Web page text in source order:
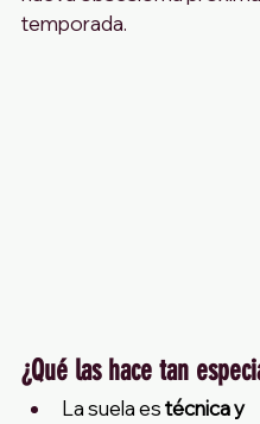
temporada.
¿Qué las hace tan
La suela es técnica y